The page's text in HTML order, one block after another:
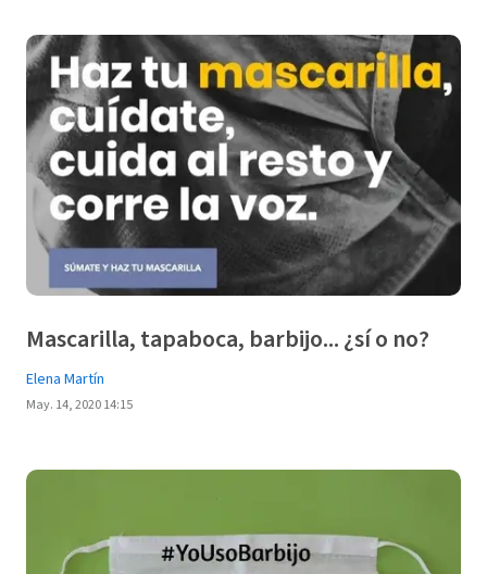
Mascarilla, tapaboca, barbijo... ¿sí o no?
Elena Martín
May. 14, 2020 14:15